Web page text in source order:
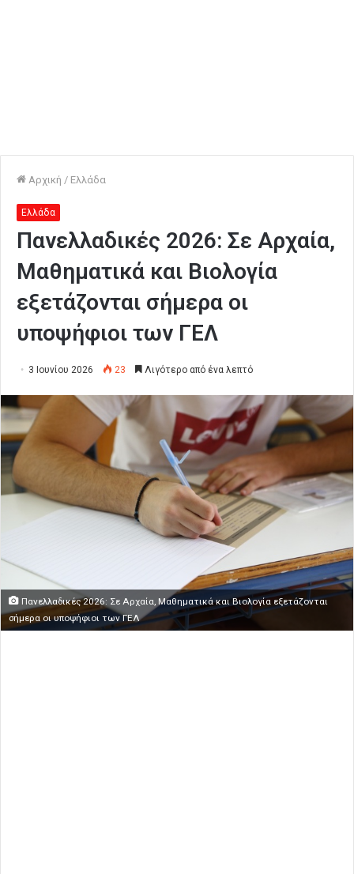
Αρχική / Ελλάδα
Ελλάδα
Πανελλαδικές 2026: Σε Αρχαία,
Μαθηματικά και Βιολογία
εξετάζονται σήμερα οι
υποψήφιοι των ΓΕΛ
3 Ιουνίου 2026 23 Λιγότερο από ένα λεπτό
Πανελλαδικές 2026: Σε Αρχαία, Μαθηματικά και Βιολογία εξετάζονται
σήμερα οι υποψήφιοι των ΓΕΛ